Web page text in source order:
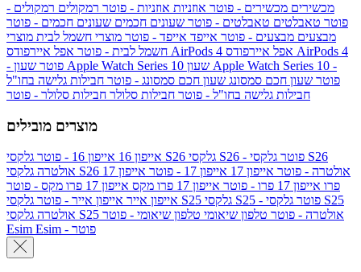
מכשירים מכשירים - פוטר אוזניות אוזניות - פוטר רמקולים רמקולים -
פוטר טאבלטים טאבלטים - פוטר שעונים חכמים שעונים חכמים - פוטר
מבצעים מבצעים - פוטר אייפד אייפד - פוטר מוצרי חשמל לבית מוצרי
חשמל לבית - פוטר אפל איירפודס AirPods 4 אפל איירפודס AirPods 4
- פוטר שעון Apple Watch Series 10 שעון Apple Watch Series 10 -
פוטר שעון חכם סמסונג שעון חכם סמסונג - פוטר חבילות גלישה בחו"ל
חבילות גלישה בחו"ל - פוטר חבילות סלולר חבילות סלולר - פוטר
מוצרים מובילים
אייפון 16 אייפון 16 - פוטר גלקסי S26 גלקסי S26 - פוטר גלקסי S26
אולטרה
גלקסי S26 אולטרה - פוטר אייפון 17 אייפון 17 - פוטר
אייפון 17
פרו אייפון 17 פרו - פוטר אייפון 17 פרו מקס
אייפון 17 פרו מקס - פוטר
אייפון אייר אייפון אייר - פוטר גלקסי S25 גלקסי S25 - פוטר גלקסי S25
אולטרה
גלקסי S25 אולטרה - פוטר טלפון שיאומי טלפון שיאומי - פוטר
Esim
Esim - פוטר